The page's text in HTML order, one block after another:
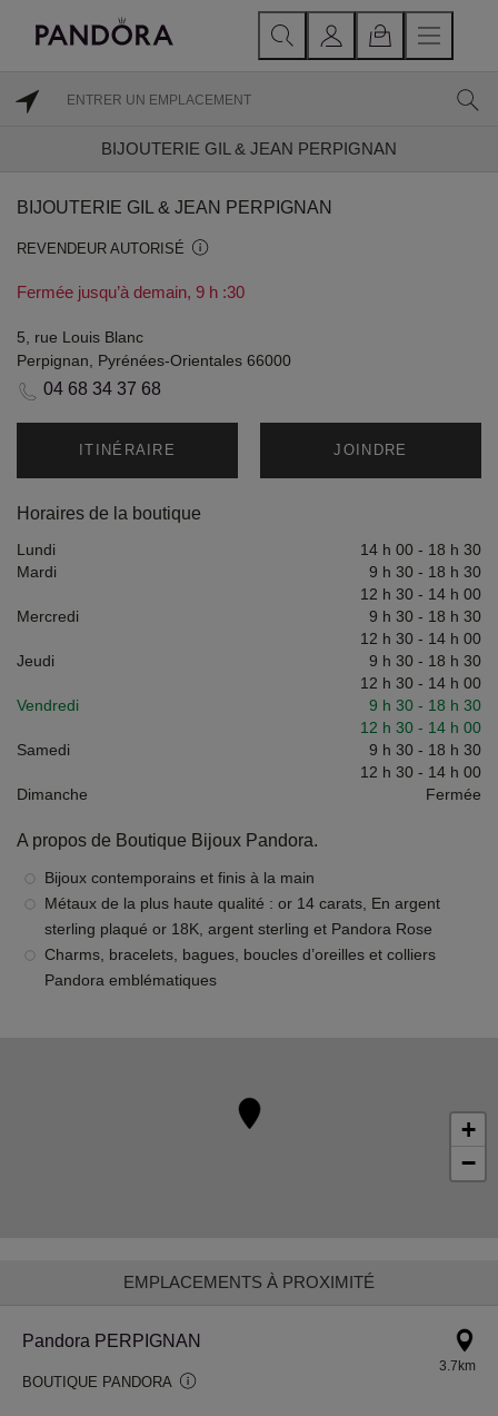
BIJOUTERIE GIL & JEAN PERPIGNAN
BIJOUTERIE GIL & JEAN PERPIGNAN
REVENDEUR AUTORISÉ
Fermée jusqu’à demain, 9 h :30
5, rue Louis Blanc
Perpignan, Pyrénées-Orientales 66000
04 68 34 37 68
ITINÉRAIRE JOINDRE
Horaires de la boutique
Lundi 14 h 00 - 18 h 30
Mardi
9 h 30 - 18 h 30
12 h 30 - 14 h 00
Mercredi
9 h 30 - 18 h 30
12 h 30 - 14 h 00
Jeudi
9 h 30 - 18 h 30
12 h 30 - 14 h 00
Vendredi
9 h 30 - 18 h 30
12 h 30 - 14 h 00
Samedi
9 h 30 - 18 h 30
12 h 30 - 14 h 00
Dimanche
Fermée
A propos de Boutique Bijoux Pandora.
Bijoux contemporains et finis à la main
Métaux de la plus haute qualité : or 14 carats, En argent
sterling plaqué or 18K, argent sterling et Pandora Rose
Charms, bracelets, bagues, boucles d’oreilles et colliers
Pandora emblématiques
+
−
EMPLACEMENTS À PROXIMITÉ
Pandora PERPIGNAN
BOUTIQUE PANDORA
3.7km